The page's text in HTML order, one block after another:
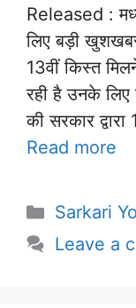
Released :
लिए बड़ी
13वीं किस्त
रही है उनके लिए
की सरकार
Read more
Sarkari
Leave a